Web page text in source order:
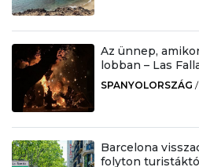
Az ünnep,
lobban – Las
SPANYOLORSZÁG /
Barcelona
folyton